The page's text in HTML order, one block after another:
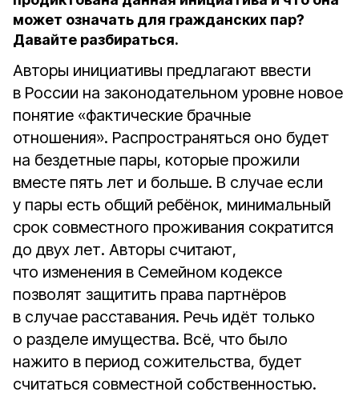
может означать для гражданских пар?
Давайте разбираться.
Авторы инициативы предлагают ввести
в России на законодательном уровне новое
понятие «фактические брачные
отношения». Распространяться оно будет
на бездетные пары, которые прожили
вместе пять лет и больше. В случае если
у пары есть общий ребёнок, минимальный
срок совместного проживания сократится
до двух лет. Авторы считают,
что изменения в Семейном кодексе
позволят защитить права партнёров
в случае расставания. Речь идёт только
о разделе имущества. Всё, что было
нажито в период сожительства, будет
считаться совместной собственностью.